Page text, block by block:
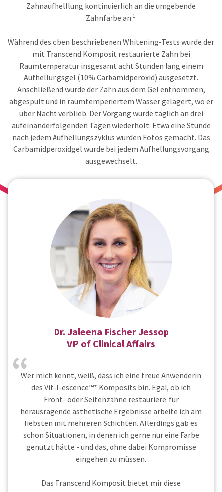
Zahnaufhelllung kontinuierlich an die umgebende
Zahnfarbe an 1
Während des oben beschriebenen Whitening-Tests wurde der
mit Transcend Komposit restaurierte Zahn bei
Raumtemperatur insgesamt acht Stunden lang einem
Aufhellungsgel (10% Carbamidperoxid) ausgesetzt.
Anschließend wurde der Zahn aus dem Gel entnommen,
abgespült und in raumtemperiertem Wasser gelagert, wo er
über Nacht verblieb. Der Vorgang wurde täglich an drei
aufeinanderfolgenden Tagen wiederholt. Etwa eine Stunde
nach jedem Aufhellungszyklus wurden Fotos gemacht. Das
Carbamidperoxidgel wurde bei jedem Aufhellungsvorgang
ausgewechselt.
Dr. Jaleena Fischer Jessop
VP of Clinical Affairs
Wer mich kennt, weiß, dass ich eine treue Anwenderin
des Vit-l-escence™* Komposits bin. Egal, ob ich
Front- oder Seitenzähne restauriere: für
herausragende ästhetische Ergebnisse arbeite ich am
liebsten mit mehreren Schichten. Allerdings gab es
schon Situationen, in denen ich gerne nur eine Farbe
genutzt hätte - und das, ohne dabei Kompromisse
eingehen zu müssen.
Das Transcend Komposit bietet mir diese